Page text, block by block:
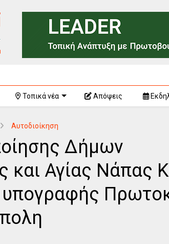
Τοπικά νέα Απόψεις
Αυτοδιοίκηση
Δήμων
και Αγίας Νάπας
υπογραφής